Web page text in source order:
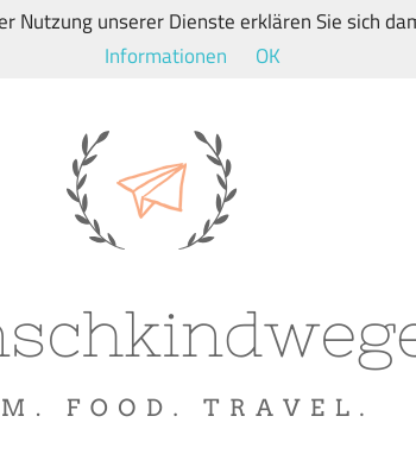
unserer Dienste erklären Sie sich
Informationen
OK